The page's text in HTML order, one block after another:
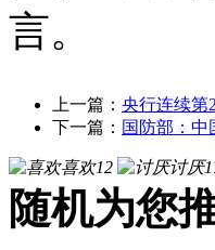
言。
上一篇： 央行连续第
下一篇： 国防部：中
喜欢12 讨厌
随机为您